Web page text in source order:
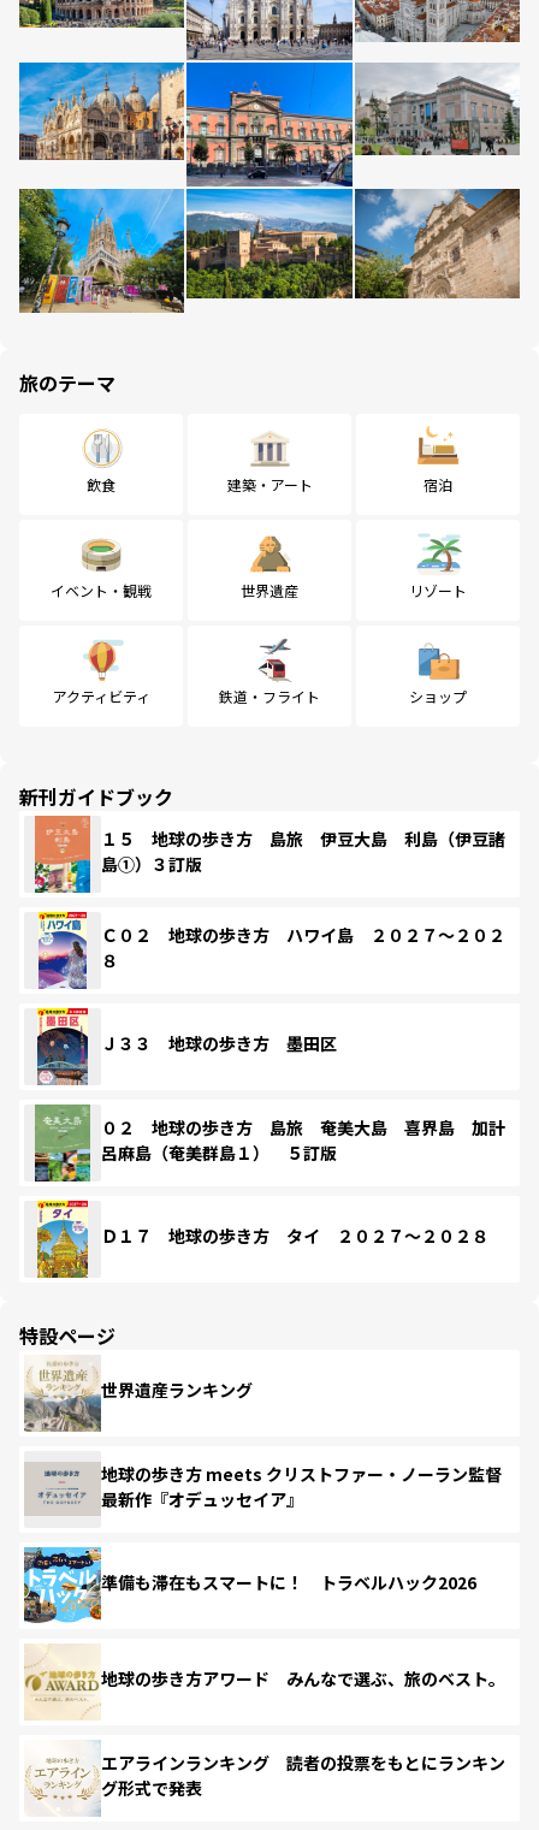
旅のテーマ
飲食 建築・アート 宿泊
イベント・観戦 世界遺産 リゾート
アクティビティ 鉄道・フライト ショップ
新刊ガイドブック
１５ 地球の歩き方 島旅 伊豆大島 利島（伊豆諸
島①）３訂版
Ｃ０２ 地球の歩き方 ハワイ島 ２０２７～２０２
８
Ｊ３３ 地球の歩き方 墨田区
０２ 地球の歩き方 島旅 奄美大島 喜界島 加計
呂麻島（奄美群島１） ５訂版
Ｄ１７ 地球の歩き方 タイ ２０２７～２０２８
特設ページ
世界遺産ランキング
地球の歩き方 meets クリストファー・ノーラン監督
最新作『オデュッセイア』
準備も滞在もスマートに！ トラベルハック2026
地球の歩き方アワード みんなで選ぶ、旅のベスト。
エアラインランキング 読者の投票をもとにランキン
グ形式で発表